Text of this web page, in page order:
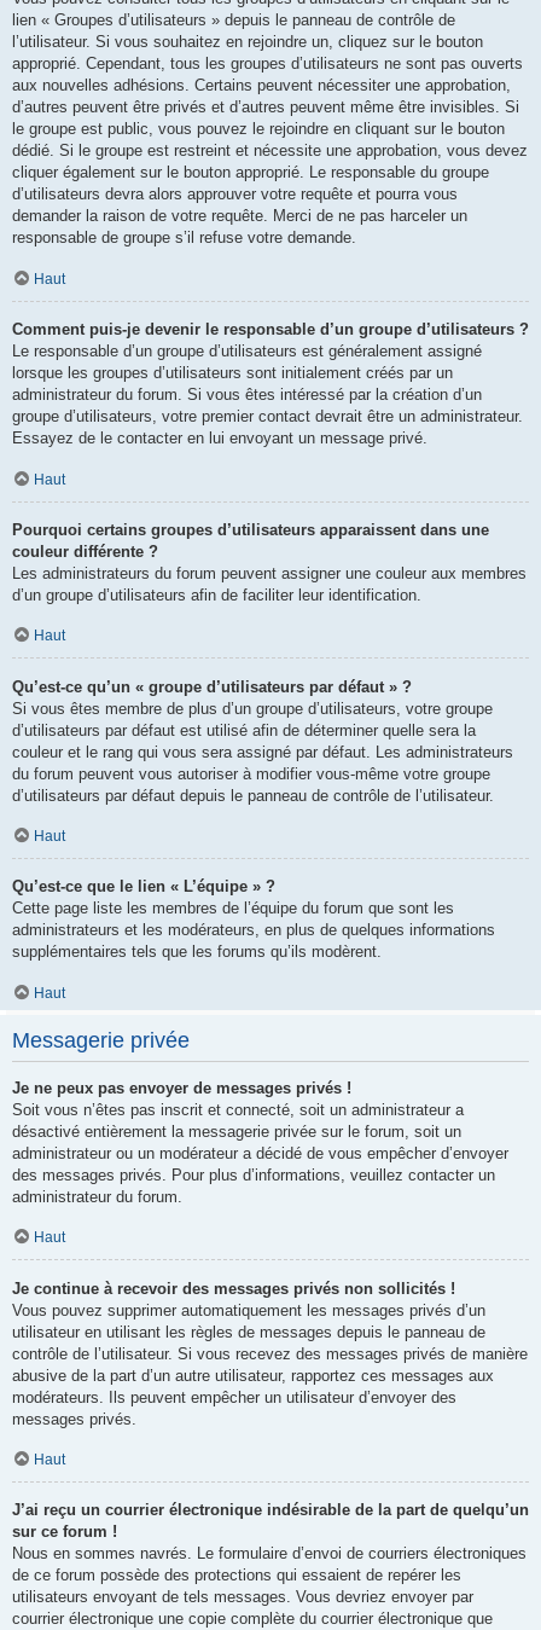
lien « Groupes d’utilisateurs » depuis le panneau de contrôle de
l’utilisateur. Si vous souhaitez en rejoindre un, cliquez sur le bouton
approprié. Cependant, tous les groupes d’utilisateurs ne sont pas ouverts
aux nouvelles adhésions. Certains peuvent nécessiter une approbation,
d’autres peuvent être privés et d’autres peuvent même être invisibles. Si
le groupe est public, vous pouvez le rejoindre en cliquant sur le bouton
dédié. Si le groupe est restreint et nécessite une approbation, vous devez
cliquer également sur le bouton approprié. Le responsable du groupe
d’utilisateurs devra alors approuver votre requête et pourra vous
demander la raison de votre requête. Merci de ne pas harceler un
responsable de groupe s’il refuse votre demande.
Haut
Comment puis-je devenir le responsable d’un groupe d’utilisateurs ?
Le responsable d’un groupe d’utilisateurs est généralement assigné
lorsque les groupes d’utilisateurs sont initialement créés par un
administrateur du forum. Si vous êtes intéressé par la création d’un
groupe d’utilisateurs, votre premier contact devrait être un administrateur.
Essayez de le contacter en lui envoyant un message privé.
Haut
Pourquoi certains groupes d’utilisateurs apparaissent dans une
couleur différente ?
Les administrateurs du forum peuvent assigner une couleur aux membres
d’un groupe d’utilisateurs afin de faciliter leur identification.
Haut
Qu’est-ce qu’un « groupe d’utilisateurs par défaut » ?
Si vous êtes membre de plus d’un groupe d’utilisateurs, votre groupe
d’utilisateurs par défaut est utilisé afin de déterminer quelle sera la
couleur et le rang qui vous sera assigné par défaut. Les administrateurs
du forum peuvent vous autoriser à modifier vous-même votre groupe
d’utilisateurs par défaut depuis le panneau de contrôle de l’utilisateur.
Haut
Qu’est-ce que le lien « L’équipe » ?
Cette page liste les membres de l’équipe du forum que sont les
administrateurs et les modérateurs, en plus de quelques informations
supplémentaires tels que les forums qu’ils modèrent.
Haut
Messagerie privée
Je ne peux pas envoyer de messages privés !
Soit vous n’êtes pas inscrit et connecté, soit un administrateur a
désactivé entièrement la messagerie privée sur le forum, soit un
administrateur ou un modérateur a décidé de vous empêcher d’envoyer
des messages privés. Pour plus d’informations, veuillez contacter un
administrateur du forum.
Haut
Je continue à recevoir des messages privés non sollicités !
Vous pouvez supprimer automatiquement les messages privés d’un
utilisateur en utilisant les règles de messages depuis le panneau de
contrôle de l’utilisateur. Si vous recevez des messages privés de manière
abusive de la part d’un autre utilisateur, rapportez ces messages aux
modérateurs. Ils peuvent empêcher un utilisateur d’envoyer des
messages privés.
Haut
J’ai reçu un courrier électronique indésirable de la part de quelqu’un
sur ce forum !
Nous en sommes navrés. Le formulaire d’envoi de courriers électroniques
de ce forum possède des protections qui essaient de repérer les
utilisateurs envoyant de tels messages. Vous devriez envoyer par
courrier électronique une copie complète du courrier électronique que